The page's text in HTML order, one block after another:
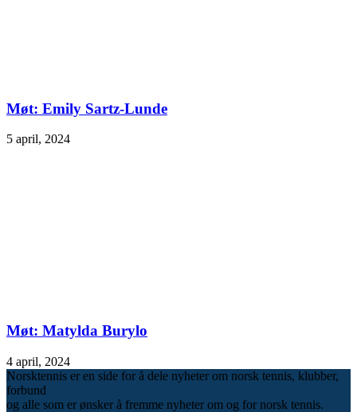
Møt: Emily Sartz-Lunde
5 april, 2024
Møt: Matylda Burylo
4 april, 2024
Norsktennis er en side for å dele nyheter om norsk tennis, klubber,
forbund
og alle som er ønsker å fremme nyheter om og for norsk tennis.